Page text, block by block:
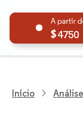
4750
Início